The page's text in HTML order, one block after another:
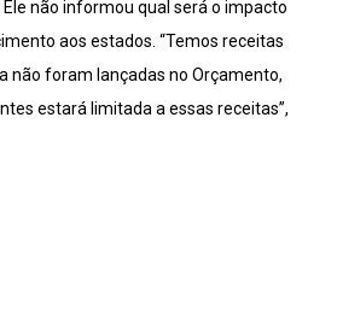
não informou qual será o impacto
aos estados. “Temos receitas
não foram lançadas no Orçamento,
estará limitada a essas receitas”,